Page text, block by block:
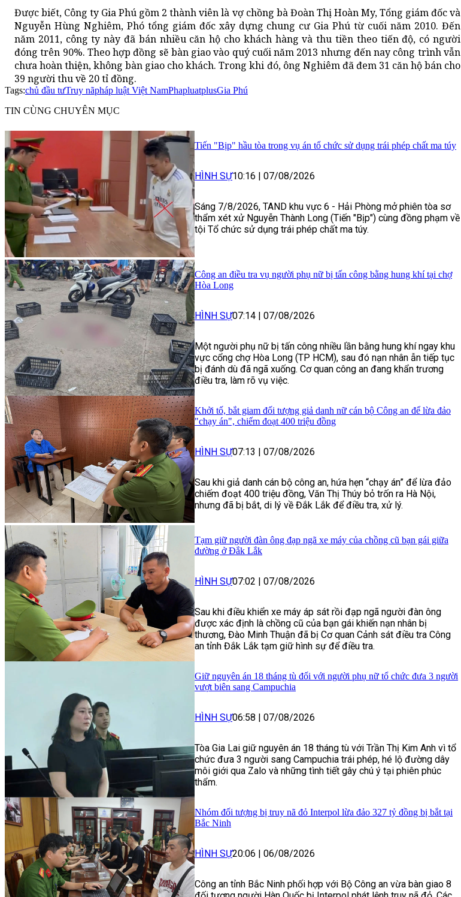
Được biết, Công ty Gia Phú gồm 2 thành viên là vợ chồng bà Đoàn Thị Hoàn My, Tổng giám đốc và
Nguyễn Hùng Nghiêm, Phó tổng giám đốc xây dựng chung cư Gia Phú từ cuối năm 2010. Đến
năm 2011, công ty này đã bán nhiều căn hộ cho khách hàng và thu tiền theo tiến độ, có người
đóng trên 90%. Theo hợp đồng sẽ bàn giao vào quý cuối năm 2013 nhưng đến nay công trình vẫn
chưa hoàn thiện, không bàn giao cho khách. Trong khi đó, ông Nghiêm đã đem 31 căn hộ bán cho
39 người thu về 20 tỉ đồng.
Tags:chủ đầu tưTruy nãpháp luật Việt NamPhapluatplusGia Phú
TIN CÙNG CHUYÊN MỤC
Tiến "Bịp" hầu tòa trong vụ án tổ chức sử dụng trái phép chất ma túy
HÌNH SỰ10:16 | 07/08/2026
Sáng 7/8/2026, TAND khu vực 6 - Hải Phòng mở phiên tòa sơ
thẩm xét xử Nguyễn Thành Long (Tiến "Bịp") cùng đồng phạm về
tội Tổ chức sử dụng trái phép chất ma túy.
Công an điều tra vụ người phụ nữ bị tấn công bằng hung khí tại chợ
Hòa Long
HÌNH SỰ07:14 07/08/2026
Một người phụ nữ bị tấn công nhiều lần bằng hung khí ngay khu
vực cổng chợ Hòa Long (TP HCM), sau đó nạn nhân ẫn tiếp tục
bị đánh dù đã ngã xuống. Cơ quan công an đang khẩn trương
điều tra, làm rõ vụ việc.
Khởi tố, bắt giam đối tượng giả danh nữ cán bộ Công an để lừa đảo
"chạy án", chiếm đoạt 400 triệu đồng
HÌNH SỰ07:13 07/08/2026
Sau khi giả danh cán bộ công an, hứa hẹn “chạy án” để lừa đảo
chiếm đoạt 400 triệu đồng, Văn Thị Thúy bỏ trốn ra Hà Nội,
nhưng đã bị bắt, di lý về Đắk Lắk để điều tra, xử lý.
Tạm giữ người đàn ông đạp ngã xe máy của chồng cũ bạn gái giữa
đường ở Đắk Lắk
HÌNH SỰ07:02 | 07/08/2026
Sau khi điều khiển xe máy áp sát rồi đạp ngã người đàn ông
được xác định là chồng cũ của bạn gái khiến nạn nhân bị
thương, Đào Minh Thuận đã bị Cơ quan Cảnh sát điều tra Công
an tỉnh Đắk Lắk tạm giữ hình sự để điều tra.
Giữ nguyên án 18 tháng tù đối với người phụ nữ tổ chức đưa 3 người
vượt biên sang Campuchia
HÌNH SỰ06:58 | 07/08/2026
Tòa Gia Lai giữ nguyên án 18 tháng tù với Trần Thị Kim Anh vì tổ
chức đưa 3 người sang Campuchia trái phép, hé lộ đường dây
môi giới qua Zalo và những tình tiết gây chú ý tại phiên phúc
thẩm.
Nhóm đối tượng bị truy nã đỏ Interpol lừa đảo 327 tỷ đồng bị bắt tại
Bắc Ninh
HÌNH SỰ20:06 | 06/08/2026
Công an tỉnh Bắc Ninh phối hợp với Bộ Công an vừa bàn giao 8